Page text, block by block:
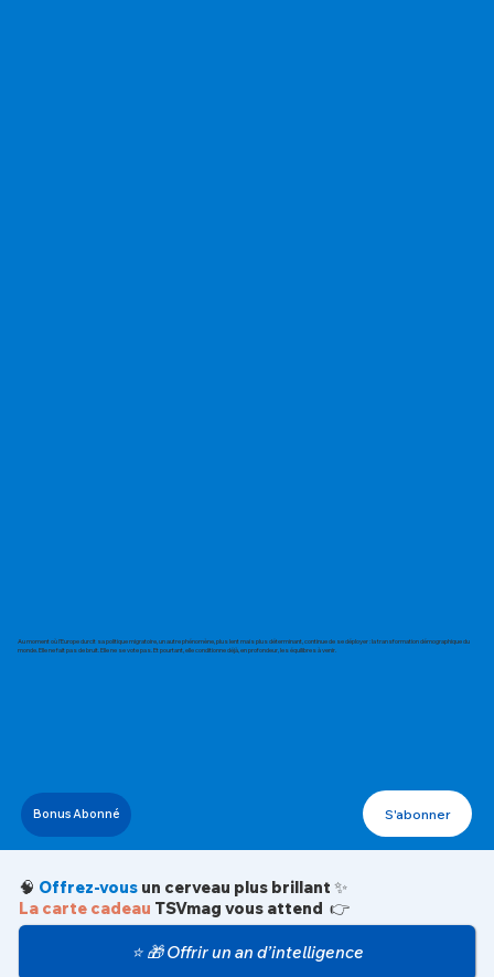
Au moment où l’Europe durcit sa politique migratoire, un autre phénomène, plus lent mais plus déterminant, continue de se déployer : la transformation démographique du
monde. Elle ne fait pas de bruit. Elle ne se vote pas. Et pourtant, elle conditionne déjà, en profondeur, les équilibres à venir.
Bonus Abonné S'abonner
🧠 Offrez-vous un cerveau plus brillant ✨
La carte cadeau TSVmag vous attend 👉
⭐ 🎁 Offrir un an d’intelligence